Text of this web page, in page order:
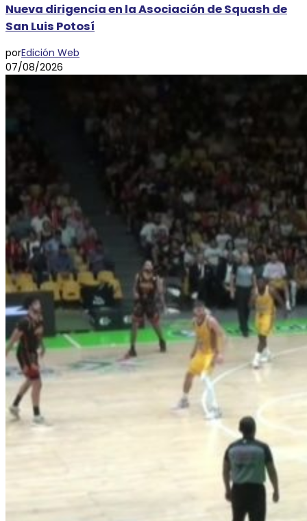
Nueva dirigencia en la Asociación de Squash de
San Luis Potosí
porEdición Web
07/08/2026